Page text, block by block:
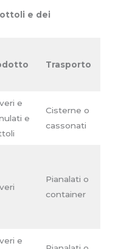
e dei
Trasporto
e
e
Cisterne o
cassonati
Pianalati o
container
e